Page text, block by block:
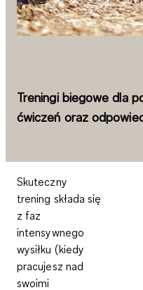
Treningi biegowe dla
ćwiczeń oraz
Skuteczny
trening składa się
z faz
intensywnego
wysiłku (kiedy
pracujesz nad
swoimi